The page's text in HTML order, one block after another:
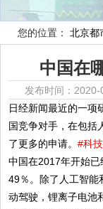
您的位置： 北京都
中国在
发布时间：
日经新闻最近的一项
国竞争对手，在包括
了更多的申请。#科
中国在2017年开始
49％。除了人工智能
动驾驶，锂离子电池